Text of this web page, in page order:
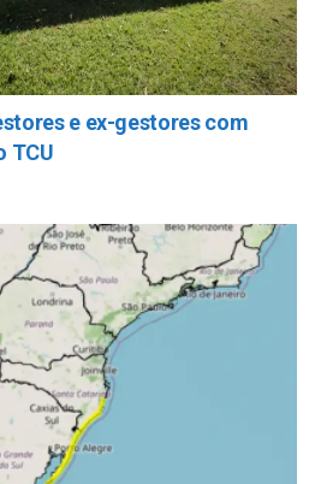
e ex-gestores com
TCU